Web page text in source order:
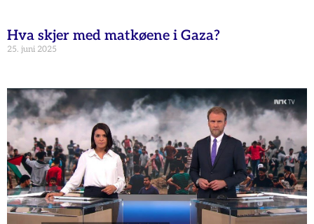
Hva skjer med matkøene i Gaza?
25. juni 2025